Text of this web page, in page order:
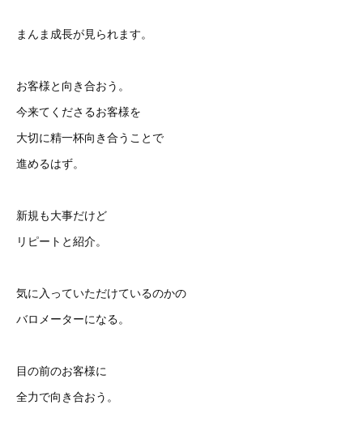
まんま成長が見られます。
お客様と向き合おう。
今来てくださるお客様を
大切に精一杯向き合うことで
進めるはず。
新規も大事だけど
リピートと紹介。
気に入っていただけているのかの
バロメーターになる。
目の前のお客様に
全力で向き合おう。